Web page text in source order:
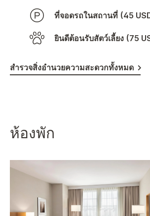
ที่จอดรถในสถานที่ (45
ยินดีต้อนรับสัตว์เลี้ยง (75
สำรวจสิ่งอำนวยความสะดวกทั้งหมด
ห้องพัก